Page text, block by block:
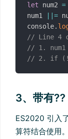
let num2 =
num1
||=
console.
// Line 4
// 1. num1
// 2. if
3、带有
ES2020 引入
算符结合使用